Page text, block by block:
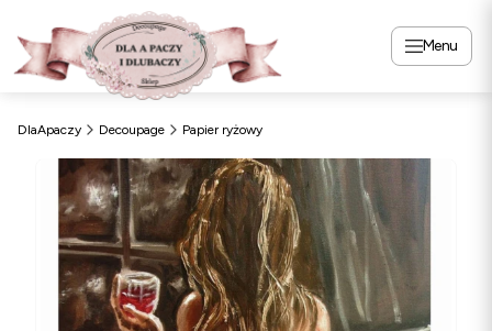
Menu
DlaApaczy Decoupage Papier ryżowy